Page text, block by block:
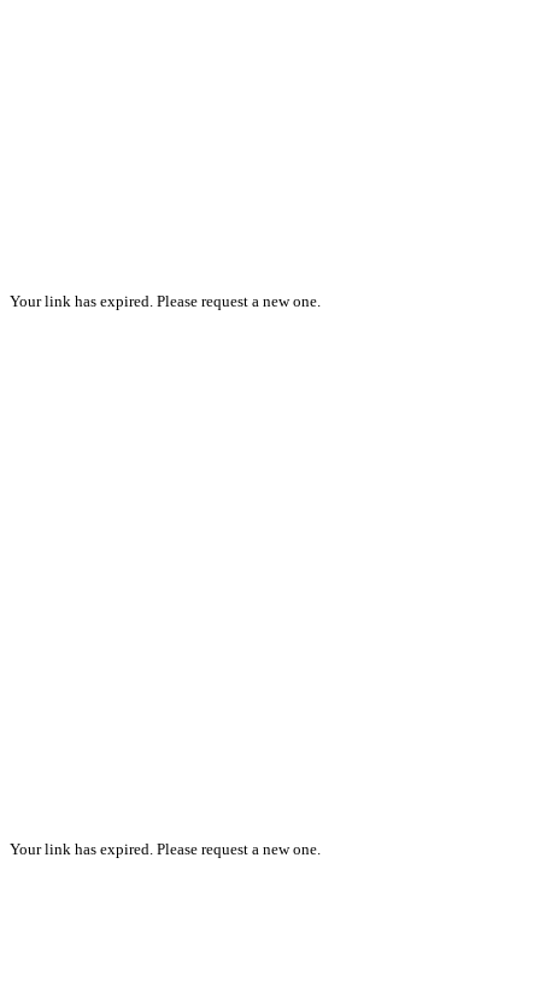
Your link has expired. Please request a new one.
Your link has expired. Please request a new one.